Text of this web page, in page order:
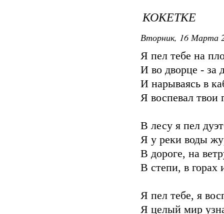
КОКЕТКЕ
Вторник, 16 Марта
Я пел тебе на
И во дворце - за
И нарываясь в
Я воспевал твои
В лесу я пел
Я у реки воды
В дороге, на
В степи, в горах
Я пел тебе, я
Я целый мир